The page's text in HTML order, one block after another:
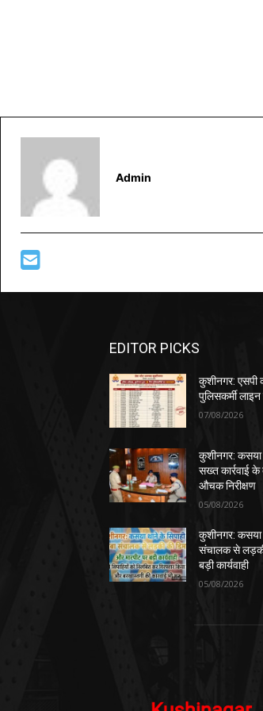
Admin
EDITOR PICKS
कुशीनगर: एसपी
पुलिसकर्मी लाइन
07/08/2026
कुशीनगर: कसया
सख्त कार्रवाई
औचक निरीक्षण
05/08/2026
कुशीनगर: कसया
संचालक से लड़की
बड़ी कार्यवाही
05/08/2026